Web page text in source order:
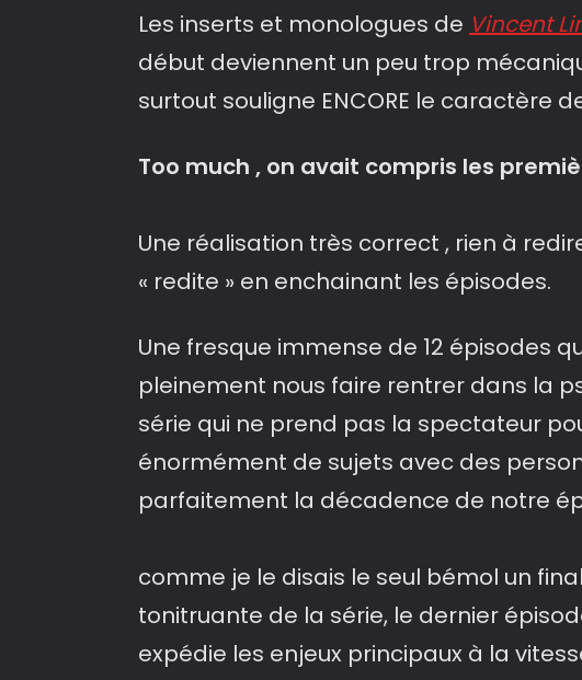
Les inserts et monologues de Vincent
début deviennent un peu trop
surtout souligne ENCORE le caractère
Too much , on avait compris les
Une réalisation très correct , rien à
« redite » en enchainant les épisodes.
Une fresque immense de 12 épisodes
pleinement nous faire rentrer dans la
série qui ne prend pas la spectateur
énormément de sujets avec des
parfaitement la décadence de notre
comme je le disais le seul bémol un
tonitruante de la série, le dernier
expédie les enjeux principaux à la